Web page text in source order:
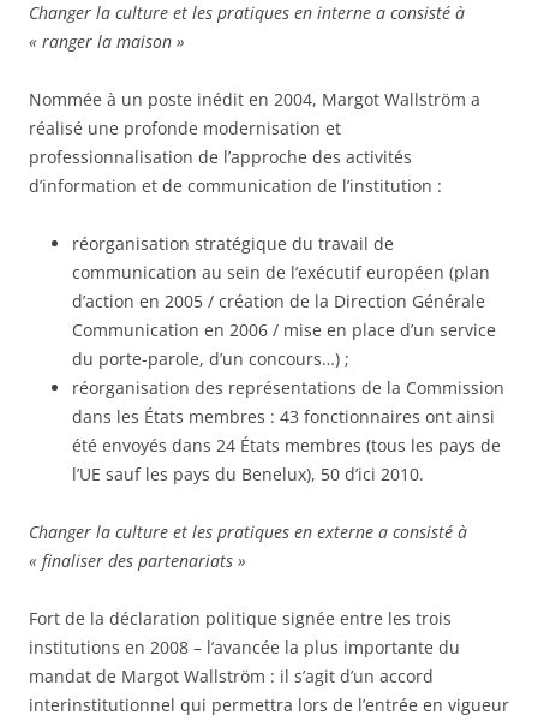
Changer la culture et les pratiques en interne a consisté à
« ranger la maison »
Nommée à un poste inédit en 2004, Margot Wallström a
réalisé une profonde modernisation et
professionnalisation de l’approche des activités
d’information et de communication de l’institution :
réorganisation stratégique du travail de
communication au sein de l’exécutif européen (plan
d’action en 2005 / création de la Direction Générale
Communication en 2006 / mise en place d’un service
du porte-parole, d’un concours…) ;
réorganisation des représentations de la Commission
dans les États membres : 43 fonctionnaires ont ainsi
été envoyés dans 24 États membres (tous les pays de
l’UE sauf les pays du Benelux), 50 d’ici 2010.
Changer la culture et les pratiques en externe a consisté à
« finaliser des partenariats »
Fort de la déclaration politique signée entre les trois
institutions en 2008 – l’avancée la plus importante du
mandat de Margot Wallström : il s’agit d’un accord
interinstitutionnel qui permettra lors de l’entrée en vigueur